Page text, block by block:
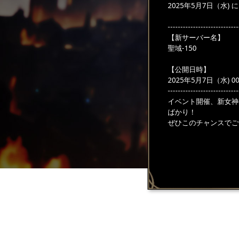
2025年5月7日（水)
【新サーバー名】
聖域-150
【公開日時】
2025年5月7日（水)
イベント開催、新女
ばかり！
ぜひこのチャンスで